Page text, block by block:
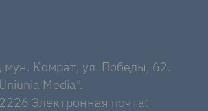
мун. Комрат, ул. Победы, 62.
Media".
Электронная почта: